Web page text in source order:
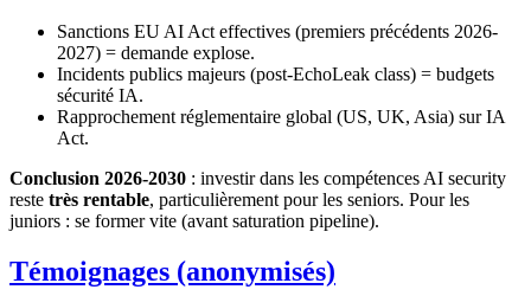
Sanctions EU AI Act effectives (premiers précédents 2026-
2027) = demande explose.
Incidents publics majeurs (post-EchoLeak class) = budgets
sécurité IA.
Rapprochement réglementaire global (US, UK, Asia) sur IA
Act.
Conclusion 2026-2030 : investir dans les compétences AI security
reste très rentable, particulièrement pour les seniors. Pour les
juniors : se former vite (avant saturation pipeline).
Témoignages (anonymisés)